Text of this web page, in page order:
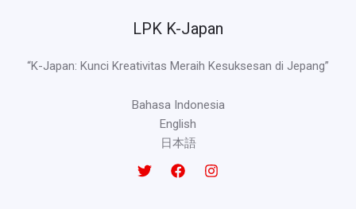
LPK K-Japan
“K-Japan: Kunci Kreativitas Meraih Kesuksesan di Jepang”
Bahasa Indonesia
English
日本語